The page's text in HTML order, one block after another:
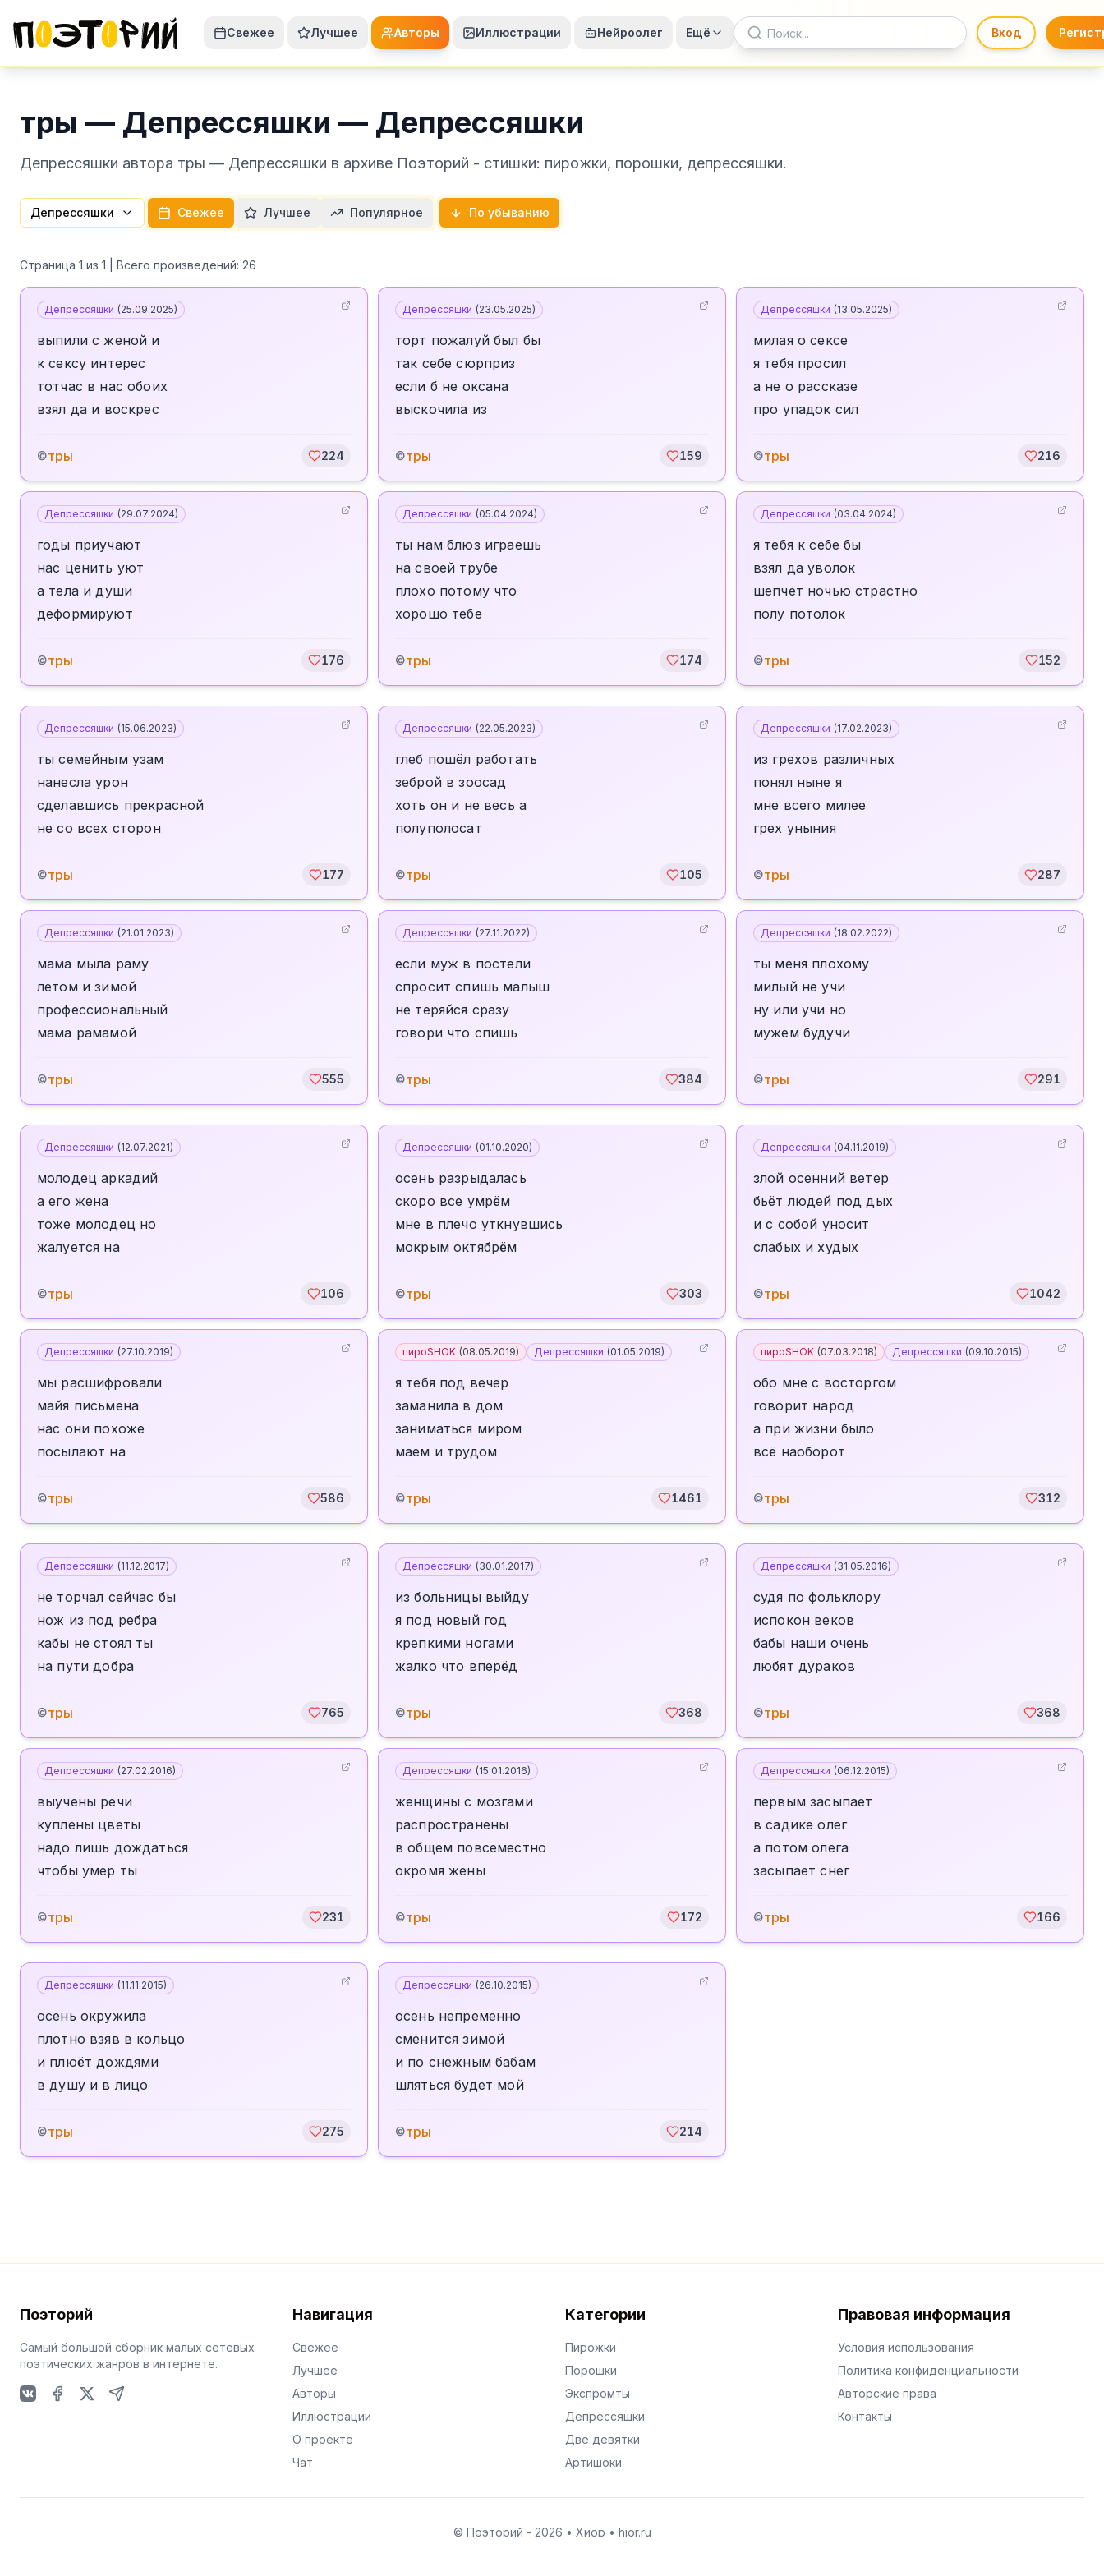
Свежее Лучшее Авторы Иллюстрации Нейроолег Ещё Вход
тры — Депрессяшки — Депрессяшки
Депрессяшки автора тры — Депрессяшки в архиве Поэторий - стишки: пирожки, порошки, депрессяшки.
Депрессяшки Свежее Лучшее Популярное По убыванию
Страница 1 из 1 | Всего произведений: 26
Депрессяшки (25.09.2025)
выпили с женой и
к сексу интерес
тотчас в нас обоих
взял да и воскрес
©тры 224
Депрессяшки (23.05.2025)
торт пожалуй был бы
так себе сюрприз
если б не оксана
выскочила из
©тры 159
Депрессяшки (13.05.2025)
милая о сексе
я тебя просил
а не о рассказе
про упадок сил
©тры 216
Депрессяшки (29.07.2024)
годы приучают
нас ценить уют
а тела и души
деформируют
©тры 176
Депрессяшки (05.04.2024)
ты нам блюз играешь
на своей трубе
плохо потому что
хорошо тебе
©тры 174
Депрессяшки (03.04.2024)
я тебя к себе бы
взял да уволок
шепчет ночью страстно
полу потолок
©тры 152
Депрессяшки (15.06.2023)
ты семейным узам
нанесла урон
сделавшись прекрасной
не со всех сторон
©тры 177
Депрессяшки (22.05.2023)
глеб пошёл работать
зеброй в зоосад
хоть он и не весь а
полуполосат
©тры 105
Депрессяшки (17.02.2023)
из грехов различных
понял ныне я
мне всего милее
грех уныния
©тры 287
Депрессяшки (21.01.2023)
мама мыла раму
летом и зимой
профессиональный
мама рамамой
©тры 555
Депрессяшки (27.11.2022)
если муж в постели
спросит спишь малыш
не теряйся сразу
говори что спишь
©тры 384
Депрессяшки (18.02.2022)
ты меня плохому
милый не учи
ну или учи но
мужем будучи
©тры 291
Депрессяшки (12.07.2021)
молодец аркадий
а его жена
тоже молодец но
жалуется на
©тры 106
Депрессяшки (01.10.2020)
осень разрыдалась
скоро все умрём
мне в плечо уткнувшись
мокрым октябрём
©тры 303
Депрессяшки (04.11.2019)
злой осенний ветер
бьёт людей под дых
и с собой уносит
слабых и худых
©тры 1042
Депрессяшки (27.10.2019)
мы расшифровали
майя письмена
нас они похоже
посылают на
©тры 586
пироSHOK (08.05.2019) Депрессяшки (01.05.2019)
я тебя под вечер
заманила в дом
заниматься миром
маем и трудом
©тры 1461
пироSHOK (07.03.2018) Депрессяшки (09.10.2015)
обо мне с восторгом
говорит народ
а при жизни было
всё наоборот
©тры 312
Депрессяшки (11.12.2017)
не торчал сейчас бы
нож из под ребра
кабы не стоял ты
на пути добра
©тры 765
Депрессяшки (30.01.2017)
из больницы выйду
я под новый год
крепкими ногами
жалко что вперёд
©тры 368
Депрессяшки (31.05.2016)
судя по фольклору
испокон веков
бабы наши очень
любят дураков
©тры 368
Депрессяшки (27.02.2016)
выучены речи
куплены цветы
надо лишь дождаться
чтобы умер ты
©тры 231
Депрессяшки (15.01.2016)
женщины с мозгами
распространены
в общем повсеместно
окромя жены
©тры 172
Депрессяшки (06.12.2015)
первым засыпает
в садике олег
а потом олега
засыпает снег
©тры 166
Депрессяшки (11.11.2015)
осень окружила
плотно взяв в кольцо
и плюёт дождями
в душу и в лицо
©тры 275
Депрессяшки (26.10.2015)
осень непременно
сменится зимой
и по снежным бабам
шляться будет мой
©тры 214
Поэторий
Самый большой сборник малых сетевых
поэтических жанров в интернете.
Навигация
Свежее
Лучшее
Авторы
Иллюстрации
О проекте
Чат
Категории
Пирожки
Порошки
Экспромты
Депрессяшки
Две девятки
Артишоки
Правовая информация
Условия использования
Политика конфиденциальности
Авторские права
Контакты
© Поэторий - 2026 • Хиор • hior.ru